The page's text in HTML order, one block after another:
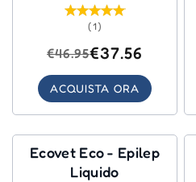
(1)
€46.95€37.56
ACQUISTA ORA
Ecovet Eco - Epilep
Liquido